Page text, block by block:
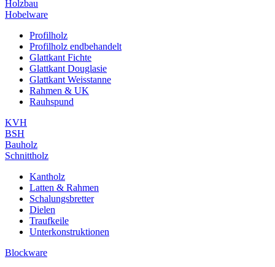
Holzbau
Hobelware
Profilholz
Profilholz endbehandelt
Glattkant Fichte
Glattkant Douglasie
Glattkant Weisstanne
Rahmen & UK
Rauhspund
KVH
BSH
Bauholz
Schnittholz
Kantholz
Latten & Rahmen
Schalungsbretter
Dielen
Traufkeile
Unterkonstruktionen
Blockware